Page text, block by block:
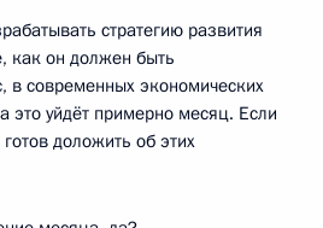
стратегию развития
как он должен быть
в современных экономических
это уйдёт примерно месяц. Если
доложить об этих